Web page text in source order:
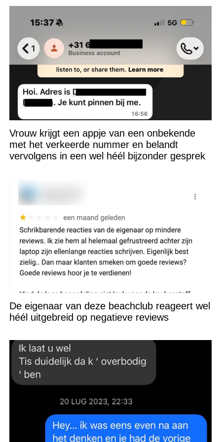
Vrouw krijgt een appje van een onbekende
met het verkeerde nummer en belandt
vervolgens in een wel héél bijzonder gesprek
De eigenaar van deze beachclub reageert wel
héél uitgebreid op negatieve reviews